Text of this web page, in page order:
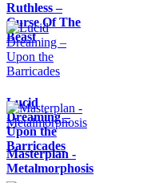
Ruthless –
Curse Of The
Beast
Lucid
Dreaming –
Upon the
Barricades
Masterplan -
Metalmorphosis